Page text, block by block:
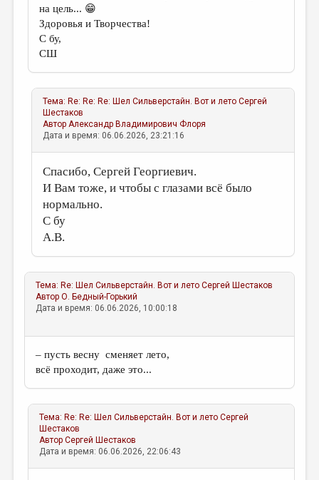
на цель... 😁
Здоровья и Творчества!
С бу,
СШ
Тема: Re: Re: Re: Шел Сильверстайн. Вот и лето Сергей
Шестаков
АвторАлександр Владимирович Флоря
Дата и время: 06.06.2026, 23:21:16
Спасибо, Сергей Георгиевич.
И Вам тоже, и чтобы с глазами всё было
нормально.
С бу
А.В.
Тема: Re: Шел Сильверстайн. Вот и лето Сергей Шестаков
АвторО. Бедный-Горький
Дата и время: 06.06.2026, 10:00:18
– пусть весну сменяет лето,
всё проходит, даже это...
Тема: Re: Re: Шел Сильверстайн. Вот и лето Сергей
Шестаков
АвторСергей Шестаков
Дата и время: 06.06.2026, 22:06:43